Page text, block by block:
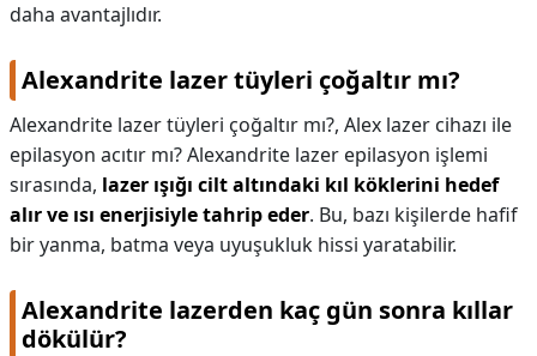
daha avantajlıdır.
Alexandrite lazer tüyleri çoğaltır mı?
Alexandrite lazer tüyleri çoğaltır mı?, Alex lazer cihazı ile
epilasyon acıtır mı? Alexandrite lazer epilasyon işlemi
sırasında, lazer ışığı cilt altındaki kıl köklerini hedef
alır ve ısı enerjisiyle tahrip eder. Bu, bazı kişilerde hafif
bir yanma, batma veya uyuşukluk hissi yaratabilir.
Alexandrite lazerden kaç gün sonra kıllar
dökülür?